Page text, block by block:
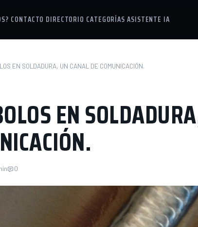
CONTACTO DIRECTORIO CATEGORÍAS ASISTENTE IA
EN SOLDADURA, UN CANAL DE COMUNICACIÓN.
EN
0